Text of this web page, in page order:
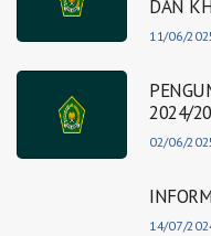
DAN
11/06/
2024/
02/06/
14/07/